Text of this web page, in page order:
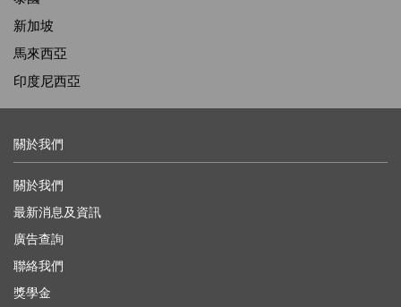
新加坡
馬來西亞
印度尼西亞
關於我們
關於我們
最新消息及資訊
廣告查詢
聯絡我們
獎學金